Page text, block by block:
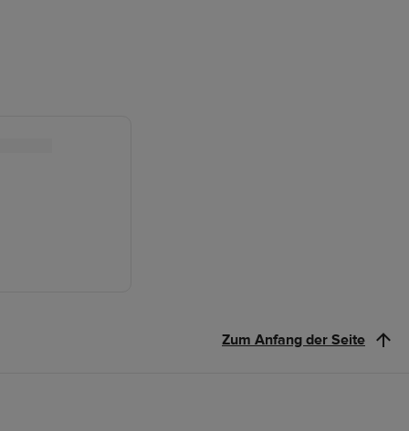
Zum Anfang der Seite